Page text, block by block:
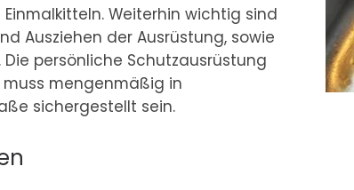
Weiterhin wichtig sind
Ausziehen der Ausrüstung, sowie
Die persönliche Schutzausrüstung
mengenmäßig in
sichergestellt sein.